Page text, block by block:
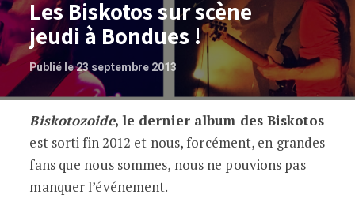
Les Biskotos sur scène
jeudi à Bondues !
Publié le 23 septembre 2013
Les Biskotos sur scène jeudi à Bondues
Biskotozoide, le dernier album des Biskotos
est sorti fin 2012 et nous, forcément, en grandes
fans que nous sommes, nous ne pouvions pas
manquer l’événement.